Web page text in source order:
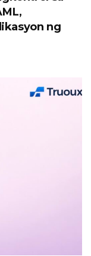
ng